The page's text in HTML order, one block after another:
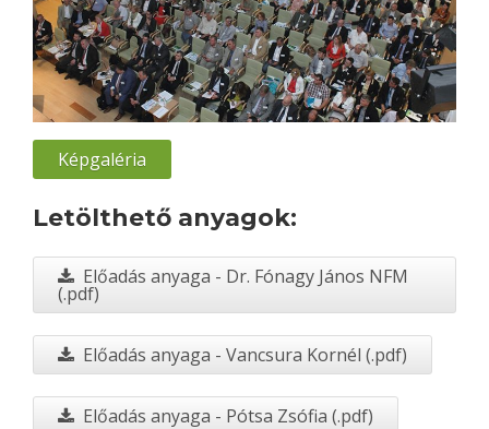
Képgaléria
Letölthető anyagok:
Előadás anyaga - Dr. Fónagy János NFM
(.pdf)
Előadás anyaga - Vancsura Kornél (.pdf)
Előadás anyaga - Pótsa Zsófia (.pdf)